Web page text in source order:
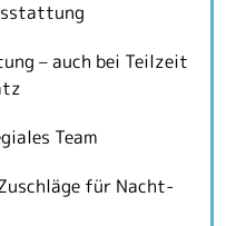
– auch bei Teilzeit
Team
für Nacht-